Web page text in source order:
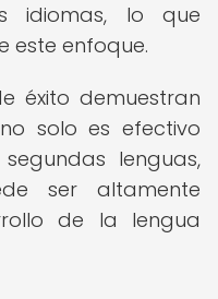
idiomas, lo que
este enfoque.
éxito demuestran
solo es efectivo
lenguas,
ser altamente
de la lengua